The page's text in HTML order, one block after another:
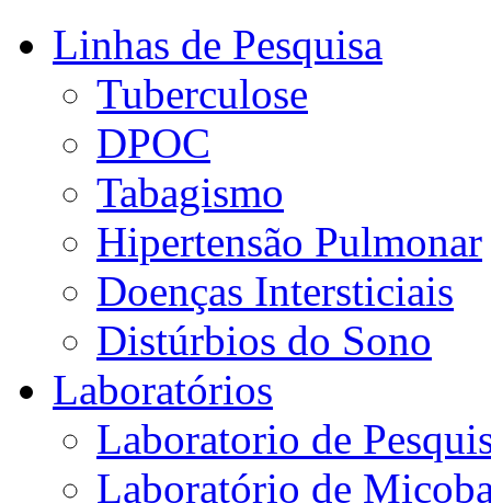
Linhas de Pesquisa
Tuberculose
DPOC
Tabagismo
Hipertensão Pulmonar
Doenças Intersticiais
Distúrbios do Sono
Laboratórios
Laboratorio de
Laboratório de